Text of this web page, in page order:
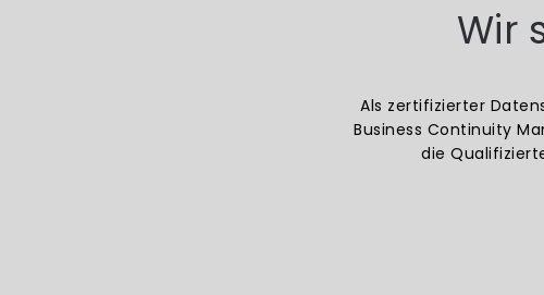
Wir
Als zertifizierter
Business Continuity
die